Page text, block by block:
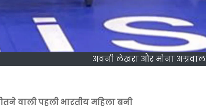
अवनी लेखरा और मोना अग्रवाल
वाली पहली भारतीय महिला बनी